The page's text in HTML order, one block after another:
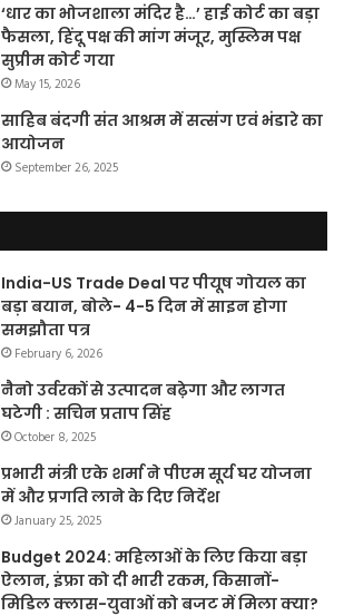
‘धार का भोजशाला मंदिर है…’ हाई कोर्ट का बड़ा
फैसला, हिंदू पक्ष की मांग मंजूर, मुस्लिम पक्ष
सुप्रीम कोर्ट गया
May 15, 2026
साहिब बंदगी संत आश्रम में सत्संग एवं भंडारे का
आयोजन
September 26, 2025
India-US Trade Deal पर पीयूष गोयल का
बड़ा बयान, बोले- 4-5 दिन में साइन होगा
समझौता पत्र
February 6, 2026
नैनो उर्वरकों से उत्पादन बढ़ेगा और लागत
घटेगी : सचिन प्रताप सिंह
October 8, 2025
प्रभारी मंत्री एके शर्मा ने पीएम सूर्य घर योजना
में और प्रगति लाने के दिए निर्देश
January 25, 2025
Budget 2024: महिलाओं के लिए किया बड़ा
ऐलान, इंफ्रा को दी भारी रकम, किसानों-
मिडिल क्लास-युवाओं को बजट में मिला क्या?